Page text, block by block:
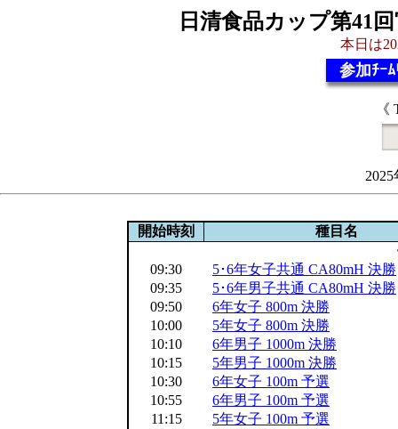
日清食品カップ第41
本日は
参加ﾁｰﾑ
開始時刻
種目名
09:30
5･6年女子共通 CA80mH 決勝
09:35
5･6年男子共通 CA80mH 決勝
09:50
6年女子 800m 決勝
10:00
5年女子 800m 決勝
10:10
6年男子 1000m 決勝
10:15
5年男子 1000m 決勝
10:30
6年女子 100m 予選
10:55
6年男子 100m 予選
11:15
5年女子 100m 予選